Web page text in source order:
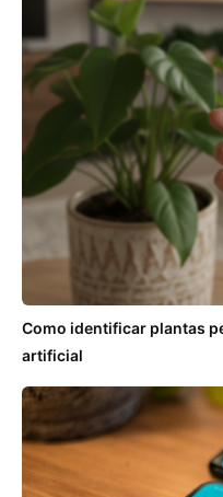
Como identificar plantas
artificial